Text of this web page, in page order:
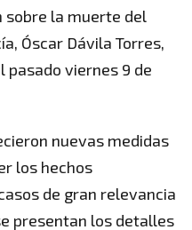
sobre la muerte del
Óscar Dávila Torres,
pasado viernes 9 de
nuevas medidas
los hechos
de gran relevancia
presentan los detalles